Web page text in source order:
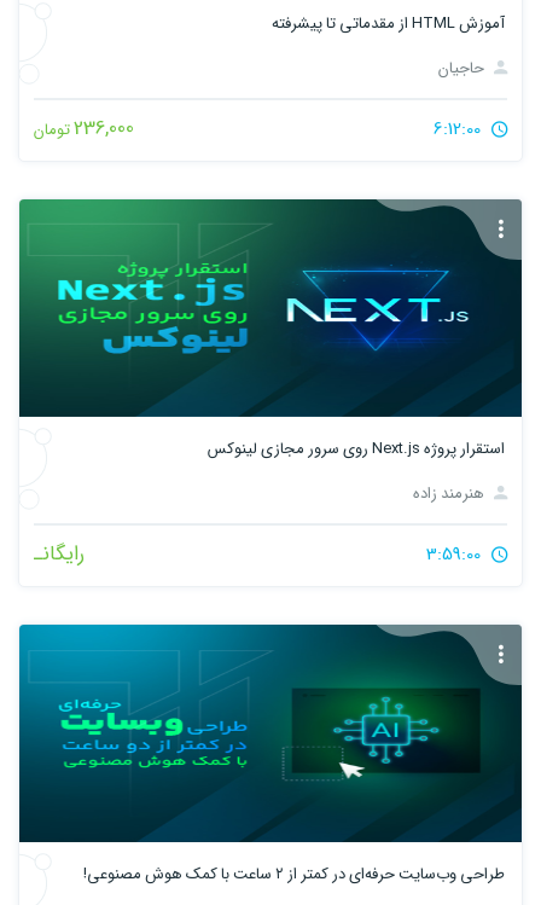
آموزش HTML از مقدماتی تا پیشرفته
حاجیان
236,000تومان
استقرار پروژه Next.js روی سرور مجازی لینوکس
هنرمند زاده
رایگانـ
طراحی وب‌سایت حرفه‌ای در کمتر از ۲ ساعت با کمک هوش مصنوعی!